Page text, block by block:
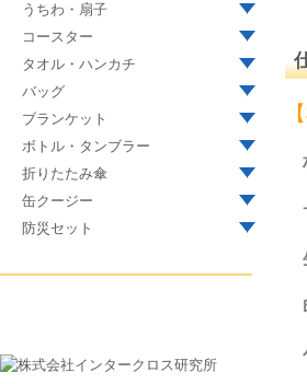
うちわ・扇子
コースター
タオル・ハンカチ
バッグ
ブランケット
ボトル・タンブラー
折りたたみ傘
缶クージー
防災セット